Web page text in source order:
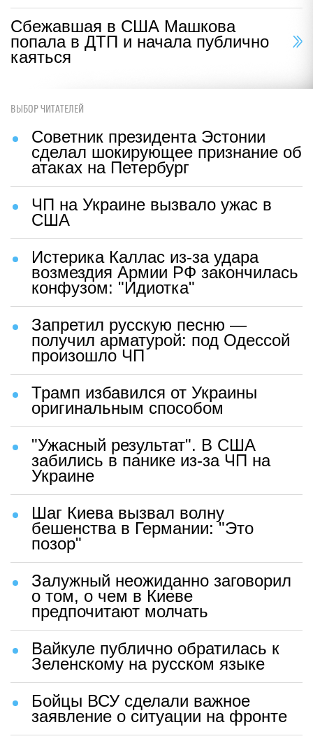
Сбежавшая в США Машкова
попала в ДТП и начала публично
каяться
ВЫБОР ЧИТАТЕЛЕЙ
Советник президента Эстонии
сделал шокирующее признание об
атаках на Петербург
ЧП на Украине вызвало ужас в
США
Истерика Каллас из-за удара
возмездия Армии РФ закончилась
конфузом: "Идиотка"
Запретил русскую песню —
получил арматурой: под Одессой
произошло ЧП
Трамп избавился от Украины
оригинальным способом
"Ужасный результат". В США
забились в панике из-за ЧП на
Украине
Шаг Киева вызвал волну
бешенства в Германии: "Это
позор"
Залужный неожиданно заговорил
о том, о чем в Киеве
предпочитают молчать
Вайкуле публично обратилась к
Зеленскому на русском языке
Бойцы ВСУ сделали важное
заявление о ситуации на фронте